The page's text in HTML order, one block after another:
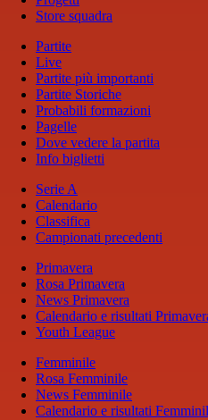
Store squadra
Partite
Live
Partite più importanti
Partite Storiche
Probabili formazioni
Pagelle
Dove vedere la partita
Info biglietti
Serie A
Calendario
Classifica
Campionati precedenti
Primavera
Rosa Primavera
News Primavera
Calendario e risultati
Youth League
Femminile
Rosa Femminile
News Femminile
Calendario e risultati